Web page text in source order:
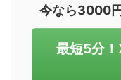
今なら3000
最短5分